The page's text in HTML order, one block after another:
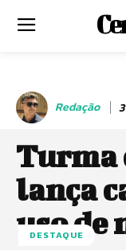
Redação
Turma
lança
uso de
DESTAQUE